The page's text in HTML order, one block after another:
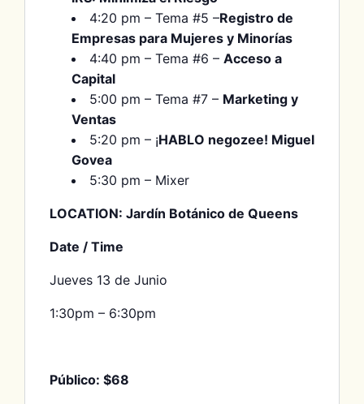
4:20 pm – Tema #5 –Registro de
Empresas para Mujeres y Minorías
4:40 pm – Tema #6 – Acceso a
Capital
5:00 pm – Tema #7 – Marketing y
Ventas
5:20 pm – ¡HABLO negozee! Miguel
Govea
5:30 pm – Mixer
LOCATION: Jardín Botánico de Queens
Date / Time
Jueves 13 de Junio
1:30pm – 6:30pm
Público: $68